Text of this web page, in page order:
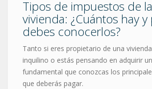
Tipos de impuestos de la
vivienda: ¿Cuántos hay
debes conocerlos?
Tanto si eres propietario de una
inquilino o estás pensando en adquirir
fundamental que conozcas los
que deberás pagar.